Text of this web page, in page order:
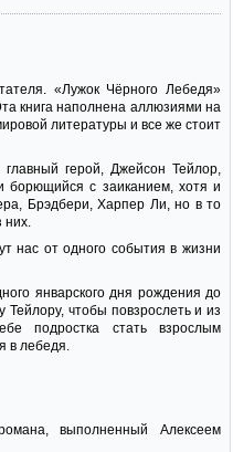
«Лужок Чёрного Лебедя»
книга наполнена аллюзиями на
литературы и все же стоит
герой, Джейсон Тейлор,
борющийся с заиканием, хотя и
Брэдбери, Харпер Ли, но в то
нас от одного события в жизни
январского дня рождения до
чтобы повзрослеть и из
подростка стать взрослым
в лебедя.
выполненный Алексеем